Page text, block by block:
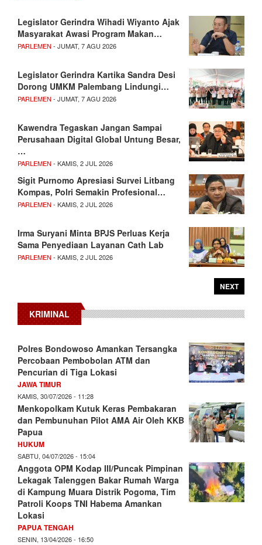
Legislator Gerindra Wihadi Wiyanto Ajak
Masyarakat Awasi Program Makan…
PARLEMEN - JUMAT, 7 AGU 2026
Legislator Gerindra Kartika Sandra Desi
Dorong UMKM Palembang Lindungi…
PARLEMEN - JUMAT, 7 AGU 2026
Kawendra Tegaskan Jangan Sampai
Perusahaan Digital Global Untung Besar,
…
PARLEMEN - KAMIS, 2 JUL 2026
Sigit Purnomo Apresiasi Survei Litbang
Kompas, Polri Semakin Profesional…
PARLEMEN - KAMIS, 2 JUL 2026
Irma Suryani Minta BPJS Perluas Kerja
Sama Penyediaan Layanan Cath Lab
PARLEMEN - KAMIS, 2 JUL 2026
NEXT
KRIMINAL
Polres Bondowoso Amankan Tersangka
Percobaan Pembobolan ATM dan
Pencurian di Tiga Lokasi
JAWA TIMUR
KAMIS, 30/07/2026 - 11:28
Menkopolkam Kutuk Keras Pembakaran
dan Pembunuhan Pilot AMA Air Oleh KKB
Papua
HUKUM
SABTU, 04/07/2026 - 15:04
Anggota OPM Kodap III/Puncak Pimpinan
Lekagak Talenggen Bakar Rumah Warga
di Kampung Muara Distrik Pogoma, Tim
Patroli Koops TNI Habema Amankan
Lokasi
PAPUA TENGAH
SENIN, 13/04/2026 - 16:50